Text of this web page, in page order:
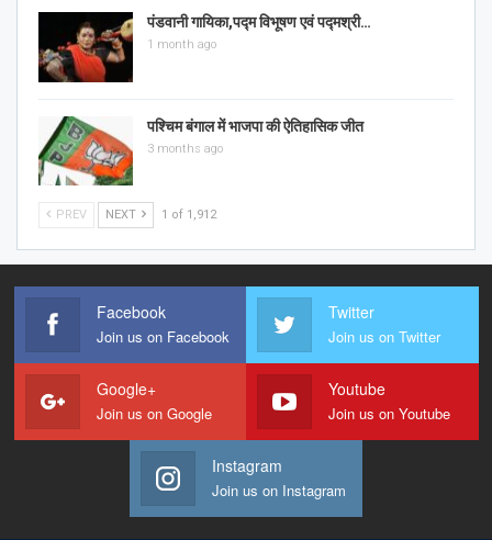
पंडवानी गायिका,पद्म विभूषण एवं पद्मश्री…
1 month ago
पश्चिम बंगाल में भाजपा की ऐतिहासिक जीत
3 months ago
PREV NEXT 1 of 1,912
Facebook
Join us on Facebook
Twitter
Join us on Twitter
Google+
Join us on Google
Youtube
Join us on Youtube
Instagram
Join us on Instagram